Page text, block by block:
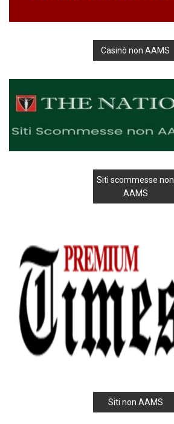
Casinò non AAMS
Siti scommesse non
AAMS
Siti non AAMS